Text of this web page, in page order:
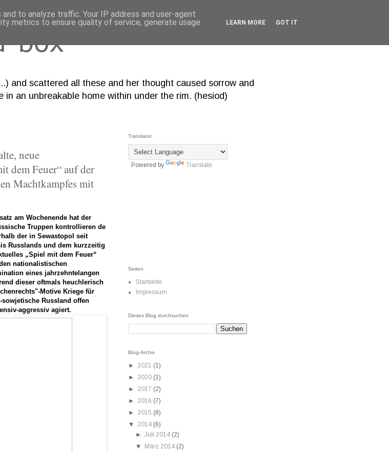
and scattered all these and her thought caused sorrow and
an unbreakable home within under the rim. (hesiod)
neue
dem Feuer“ auf der
Machtkampfes mit
am Wochenende hat der
Truppen kontrollieren de
der in Sewastopol seit
Russlands und dem kurzzeitig
„Spiel mit dem Feuer“
nationalistischen
eines jahrzehntelangen
dieser oftmals heuchlerisch
Motive Kriege für
Russland offen
aggressiv agiert.
Translator
Powered by Translate
Seiten
Startseite
Impressum
Dieses Blog durchsuchen
Blog-Archiv
► 2021 (1)
► 2020 (1)
► 2017 (2)
► 2016 (7)
► 2015 (8)
▼ 2014 (6)
►Juli 2014 (2)
▼
März 2014 (2)
to analyze traffic. Your IP address and user-agent
metrics to ensure quality of service, generate usage
LEARN MORE GOT IT